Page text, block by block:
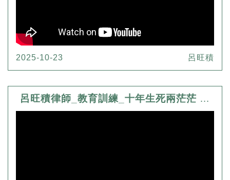
2025-10-23 呂旺積
呂旺積律師_教育訓練_十年生死兩茫茫 阿旺律師陪您渡